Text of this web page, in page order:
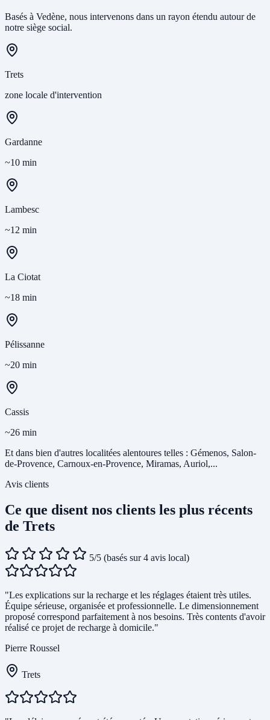
Basés à Vedène, nous intervenons dans un rayon étendu autour de
notre siège social.
Trets
zone locale d'intervention
Gardanne
~10 min
Lambesc
~12 min
La Ciotat
~18 min
Pélissanne
~20 min
Cassis
~26 min
Et dans bien d'autres localitées alentoures telles : Gémenos, Salon-
de-Provence, Carnoux-en-Provence, Miramas, Auriol,...
Avis clients
Ce que disent nos clients les plus récents
de Trets
5/5 (basés sur 4 avis local)
"Les explications sur la recharge et les réglages étaient très utiles.
Équipe sérieuse, organisée et professionnelle. Le dimensionnement
proposé correspond parfaitement à nos besoins. Très contents d'avoir
réalisé ce projet de recharge à domicile."
Pierre Roussel
Trets